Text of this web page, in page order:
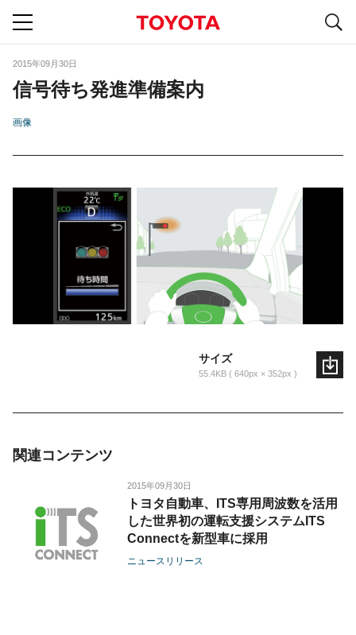
2015年09月30日
信号待ち発進準備案内
画像
サイズ
55.4KB 640px × 352px
関連コンテンツ
2015年09月30日
トヨタ自動車、ITS専用周波数を活用
した世界初の運転支援システムITS
Connectを新型車に採用
ニュースリリース